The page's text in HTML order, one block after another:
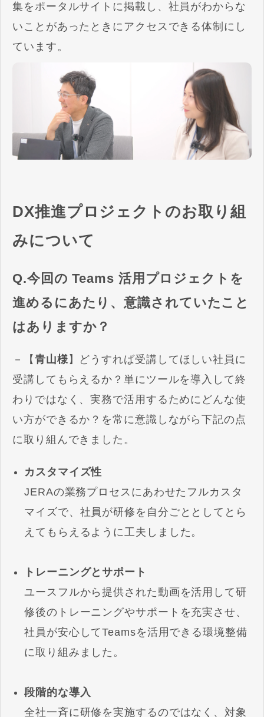
集をポータルサイトに掲載し、社員がわからな
いことがあったときにアクセスできる体制にし
ています。
DX推進プロジェクトのお取り組
みについて
Q.今回の Teams 活用プロジェクトを
進めるにあたり、意識されていたこと
はありますか？
－【 青山様】どうすれば受講してほしい社員に
受講してもらえるか？単にツールを導入して終
わりではなく、実務で活用するためにどんな使
い方ができるか？を常に意識しながら下記の点
に取り組んできました。
カスタマイズ性
JERAの業務プロセスにあわせたフルカスタ
マイズで、社員が研修を自分ごととしてとら
えてもらえるように工夫しました。
トレーニングとサポート
ユースフルから提供された動画を活用して研
修後のトレーニングやサポートを充実させ、
社員が安心してTeamsを活用できる環境整備
に取り組みました。
段階的な導入
全社一斉に研修を実施するのではなく、対象